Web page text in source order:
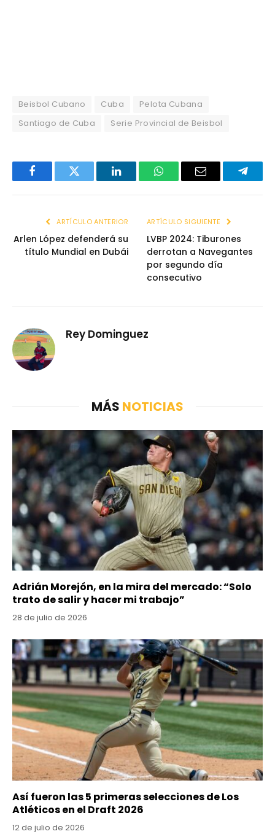
Beisbol Cubano Cuba
Pelota Cubana
Santiago de Cuba
Serie Provincial de Beisbol
FacebookTwitter LinkedInWhatsAppEmail
ARTÍCULO ANTERIOR
Arlen López defenderá su
título Mundial en Dubái
ARTÍCULO SIGUIENTE
LVBP 2024: Tiburones
derrotan a Navegantes
por segundo día
consecutivo
Rey Dominguez
MÁS NOTICIAS
Adrián Morejón, en la mira del mercado: “Solo
trato de salir y hacer mi trabajo”
28 de julio de 2026
Así fueron las 5 primeras selecciones de Los
Atléticos en el Draft 2026
12 de julio de 2026